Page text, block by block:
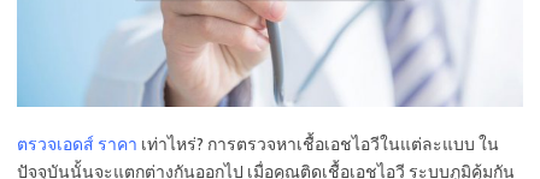
ตรวจเอดส์ ราคา เท่าไหร่? การตรวจหาเชื้อเอชไอวีในแต่ละแบบ ใน
ปัจจุบันนั้นจะแตกต่างกันออกไป เมื่อคุณติดเชื้อเอชไอวี ระบบภูมิคุ้มกัน